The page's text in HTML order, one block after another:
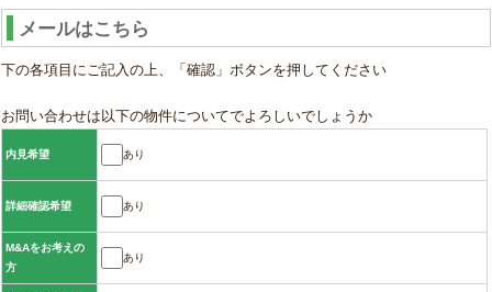
メールはこちら
下の各項目にご記入の上、「確認」ボタンを押してください
お問い合わせは以下の物件についてでよろしいでしょうか
内見希望 あり
詳細確認希望 あり
M&Aをお考えの
方
あり